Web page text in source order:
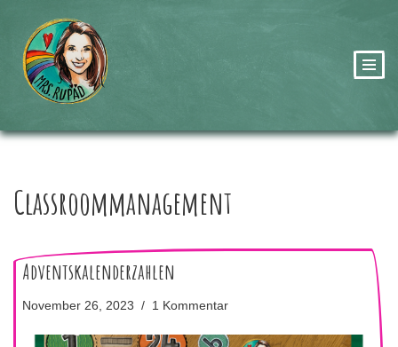
Zum
Inhalt
springen
Classroommanagement
Adventskalenderzahlen
November 26, 2023 1 Kommentar